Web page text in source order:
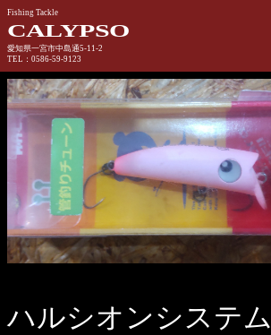
Fishing Tackle
CALYPSO
愛知県一宮市中島通5-11-2
TEL：0586-59-9123
ハルシオンシステ